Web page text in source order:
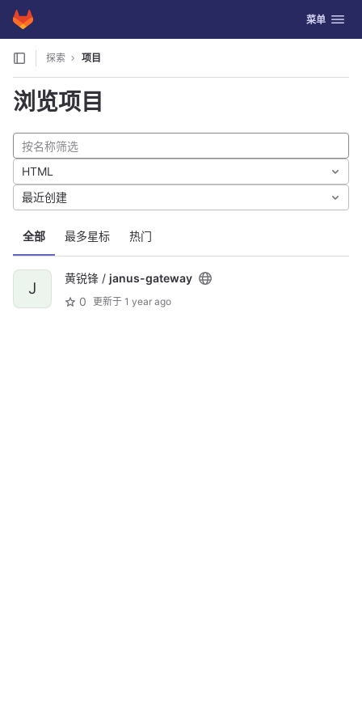
Skip to content
GitLab 切换导航
菜单
探索 项目
浏览项目
全部 最多星标 热门
HTML
最近创建
J
黄锐锋 / janus-gateway
0 更新于 1 year ago